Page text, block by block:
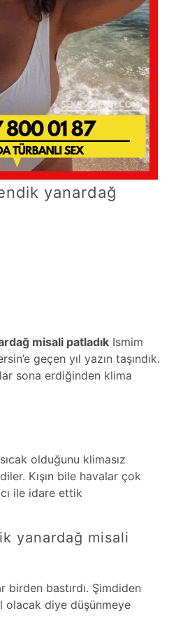
yanardağ
misali patladık Ismim
geçen yıl yazın taşındık.
sona erdiğinden klima
olduğunu klimasız
Kışın bile havalar çok
ile idare ettik
yanardağ misali
birden bastırdı. Şimdiden
olacak diye düşünmeye